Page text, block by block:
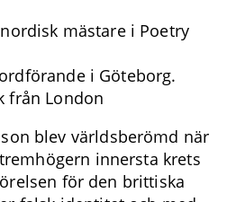
mästare i Poetry
i Göteborg.
från London
blev världsberömd när
innersta krets
för den brittiska